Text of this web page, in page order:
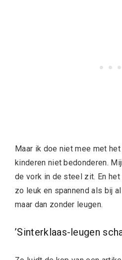
Maar ik doe niet mee met
kinderen niet bedonderen.
de vork in de steel zit. En
zo leuk en spannend als bij
maar dan zonder leugen.
’Sinterklaas-leugen